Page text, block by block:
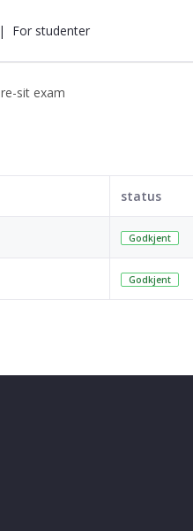
| For studenter
re-sit exam
status
Godkjent
Godkjent